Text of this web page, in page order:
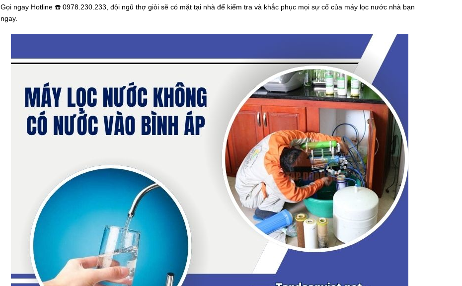
Gọi ngay Hotline ☎️ 0978.230.233, đội ngũ thợ giỏi sẽ có mặt tại nhà để kiểm tra và khắc phục mọi sự cố của máy lọc nước nhà bạn
ngay.